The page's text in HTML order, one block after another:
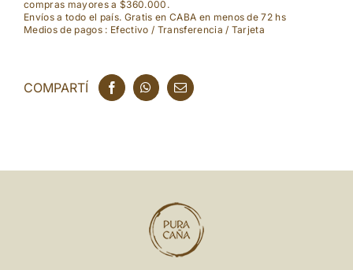
compras mayores a $360.000.
Envíos a todo el país. Gratis en CABA en menos de 72 hs
Medios de pagos : Efectivo / Transferencia / Tarjeta
COMPARTÍ